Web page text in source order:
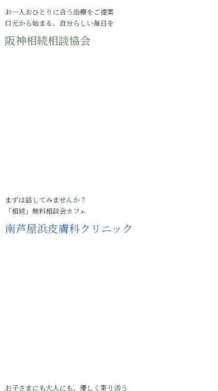
お一人おひとりに合う治療をご提案
口元から始まる、自分らしい毎日を
阪神相続相談協会
まずは話してみませんか？
「相続」無料相談会カフェ
南芦屋浜皮膚科クリニック
お子さまにも大人にも、優しく寄り添う